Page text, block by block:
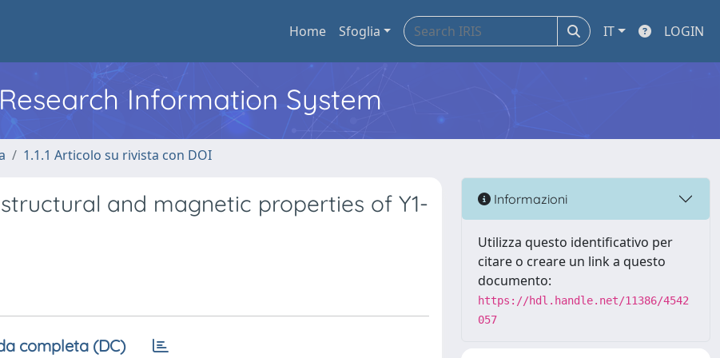
Home Sfoglia IT LOGIN
Information System
1.1.1 Articolo su rivista con DOI
and magnetic properties of Y1-
completa (DC)
Informazioni
Utilizza questo identificativo per
citare o creare un link a questo
documento:
https://hdl.handle.net/11386/4542
057